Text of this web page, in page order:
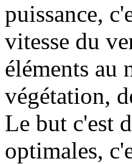
puissance,
vitesse du
éléments au
végétation,
Le but c'est
optimales,